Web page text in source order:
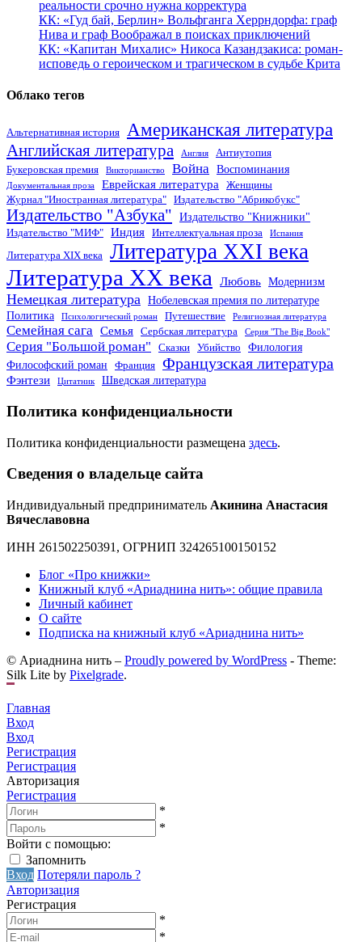
реальности срочно нужна корректура
КК: «Гуд бай, Берлин» Вольфганга Херрндорфа: граф
Нива и граф Воображал в поисках приключений
КК: «Капитан Михалис» Никоса Казандзакиса: роман-
исповедь о героическом и трагическом в судьбе Крита
Облако тегов
Альтернативная история Американская литература
Английская литература Англия
Антиутопия
Букеровская премия
Викторианство Война Воспоминания
Документальная проза Еврейская литература
Женщины
Журнал "Иностранная литература"
Издательство "Абрикобукс"
Издательство "Азбука" Издательство "Книжники"
Издательство "МИФ" Индия Интеллектуальная проза Испания
Литература XIX века Литература XXI века
Литература XX века Любовь Модернизм
Немецкая литература Нобелевская премия по литературе
Политика
Психологический роман Путешествие Религиозная литература
Семейная сага Семья Сербская литература Серия "The Big Book"
Серия "Большой роман" Сказки Убийство
Филология
Философский роман
Франция Французская литература
Фэнтези Цитатник Шведская литература
Политика конфиденциальности
Политика конфиденциальности размещена здесь.
Сведения о владельце сайта
Индивидуальный предприниматель Акинина Анастасия
Вячеславовна
ИНН 261502250391, ОГРНИП 324265100150152
Блог «Про книжки»
Книжный клуб «Ариаднина нить»: общие правила
Личный кабинет
О сайте
Подписка на книжный клуб «Ариаднина нить»
© Ариаднина нить – Proudly powered by WordPress - Theme:
Silk Lite by Pixelgrade.
Главная
Вход
Вход
Регистрация
Регистрация
Авторизация
Регистрация
*
*
Войти с помощью:
Запомнить
Вход Потеряли пароль ?
Авторизация
Регистрация
*
*